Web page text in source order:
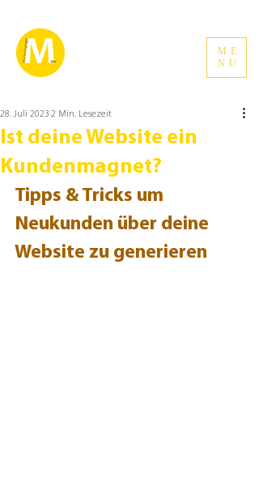
ME
NU
Ist deine Website ein
Kundenmagnet?
28. Juli 2023 2 Min. Lesezeit
Tipps & Tricks um
Neukunden über deine
Website zu generieren